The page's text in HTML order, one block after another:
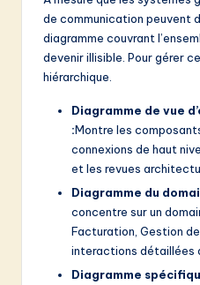
de communication peuvent
diagramme couvrant
devenir illisible. Pour gérer
hiérarchique.
Diagramme de vue
:Montre les
connexions de haut
et les revues
Diagramme du
concentre sur un
Facturation, Gestion
interactions détaillées
Diagramme